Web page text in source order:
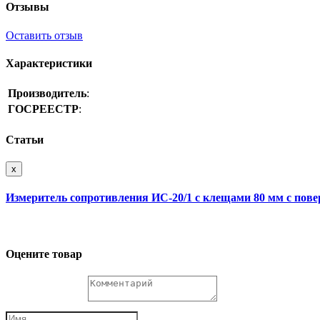
Отзывы
Оставить отзыв
Характеристики
Производитель:
ГОСРЕЕСТР:
Статьи
x
Измеритель сопротивления ИС-20/1 с клещами 80 мм с
Оцените товар